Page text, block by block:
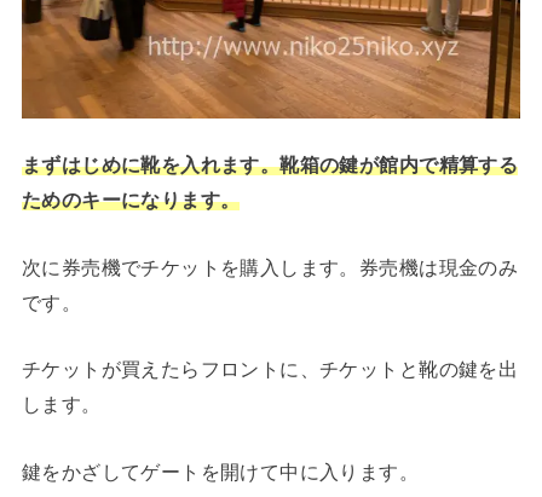
まずはじめに靴を入れます。靴箱の鍵が館内で精算する
ためのキーになります。
次に券売機でチケットを購入します。券売機は現金のみ
です。
チケットが買えたらフロントに、チケットと靴の鍵を出
します。
鍵をかざしてゲートを開けて中に入ります。